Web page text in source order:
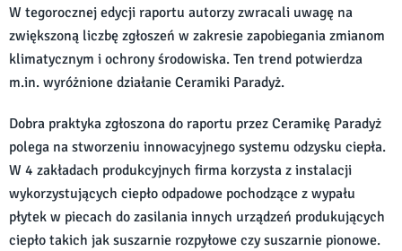
W tegorocznej edycji raportu autorzy zwracali uwagę na
zwiększoną liczbę zgłoszeń w zakresie zapobiegania zmianom
klimatycznym i ochrony środowiska. Ten trend potwierdza
m.in. wyróżnione działanie Ceramiki Paradyż.
Dobra praktyka zgłoszona do raportu przez Ceramikę Paradyż
polega na stworzeniu innowacyjnego systemu odzysku ciepła.
W 4 zakładach produkcyjnych firma korzysta z instalacji
wykorzystujących ciepło odpadowe pochodzące z wypału
płytek w piecach do zasilania innych urządzeń produkujących
ciepło takich jak suszarnie rozpyłowe czy suszarnie pionowe.